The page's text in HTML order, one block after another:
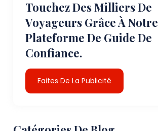
Touchez Des Milliers De
Voyageurs Grâce À Notre
Plateforme De Guide De
Confiance.
Faites De La Publicité